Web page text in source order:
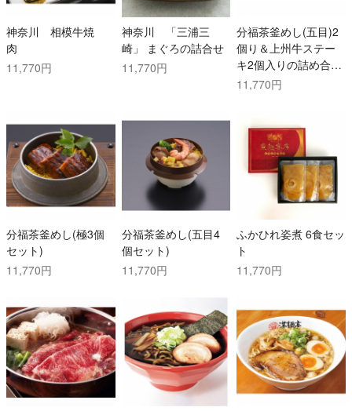
神奈川 相模牛焼
肉
11,770円
神奈川 「三浦三
崎」 まぐろの詰合せ
11,770円
分福茶釜めし(五目)2
個り＆上州牛ステー
キ2個入りの詰め合わ
せセット
11,770円
分福茶釜めし(極3個
セット)
11,770円
分福茶釜めし(五目4
個セット)
11,770円
ふかひれ姿煮 6食セッ
ト
11,770円